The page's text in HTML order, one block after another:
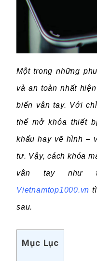
Một trong những
và an toàn nhất
biến vân tay. Với
thể mở khóa thiết
khẩu hay vẽ hình –
tư. Vậy, cách khóa
vân tay như
Vietnamtop1000.vn
sau.
Mục Lục